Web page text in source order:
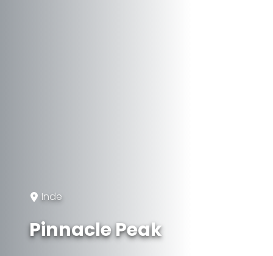
Inde
Pinnacle Peak